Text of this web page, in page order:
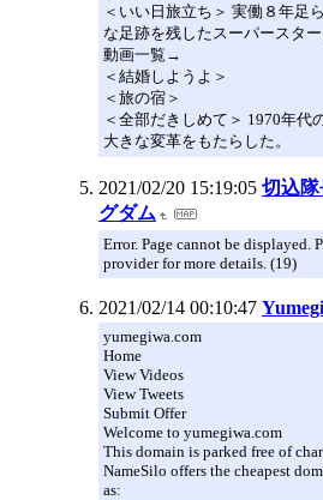
＜いい日旅立ち＞ 実働８年足
な足跡を残したスーパースター
動画一覧→
＜結婚しようよ＞
＜旅の宿＞
＜全部だきしめて＞ 1970年代
大きな変革をもたらした。
2021/02/20 15:19:05 切込
グダム
Error. Page cannot be displayed.
provider for more details. (19)
2021/02/14 00:10:47
yumegiwa.com
Home
View Videos
View Tweets
Submit Offer
Welcome to yumegiwa.com
This domain is parked free of
NameSilo offers the cheapest
as: